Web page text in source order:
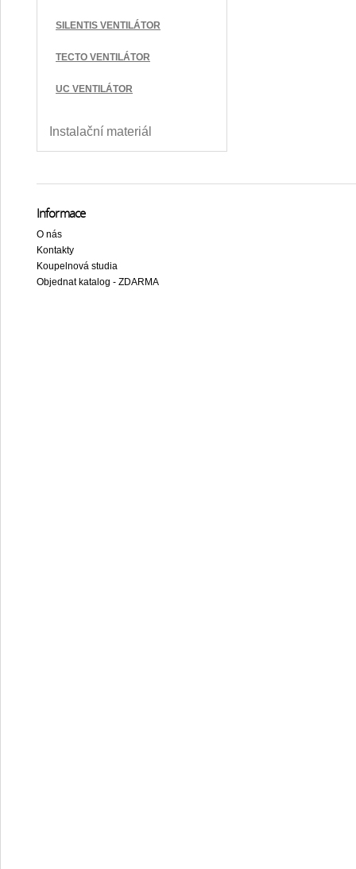
SILENTIS VENTILÁTOR
TECTO VENTILÁTOR
UC VENTILÁTOR
Instalační materiál
Informace
O nás
Kontakty
Koupelnová studia
Objednat katalog - ZDARMA